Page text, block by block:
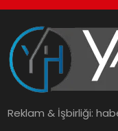
Reklam & İşbirliği: